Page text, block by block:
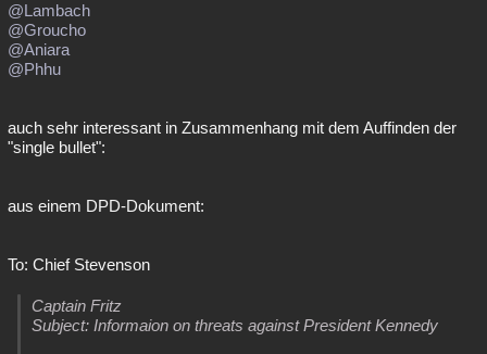
@Lambach
@Groucho
@Aniara
@Phhu
auch sehr interessant in Zusammenhang mit dem Auffinden der
"single bullet":
aus einem DPD-Dokument:
To: Chief Stevenson
Captain Fritz
Subject: Informaion on threats against President Kennedy